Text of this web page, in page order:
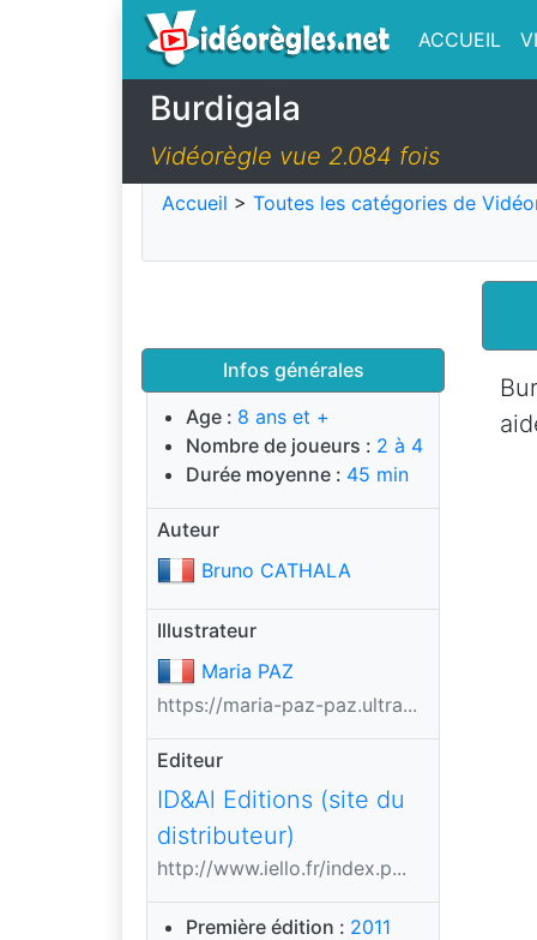
ACCUEIL
Burdigala
Vidéorègle vue 2.084 fois
Accueil > Toutes les catégories de
Infos générales
Age : 8 ans et +
Nombre de joueurs : 2 à 4
Durée moyenne : 45 min
Auteur
Bruno CATHALA
Illustrateur
Maria PAZ
https://maria-paz-paz.ultra...
Editeur
ID&Al Editions (site du
distributeur)
http://www.iello.fr/index.p...
Première édition : 2011